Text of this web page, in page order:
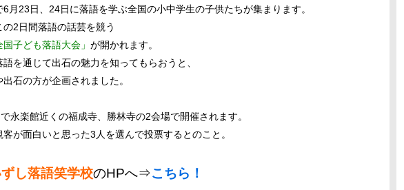
月23日、24日に落語を学ぶ全国の小中学生の子供たちが集まります。
の2日間落語の話芸を競う
国子ども落語大会」 が開かれます。
を通じて出石の魅力を知ってもらおうと、
石の方が企画されました。
永楽館近くの福成寺、勝林寺の2会場で開催されます。
が面白いと思った3人を選んで投票するとのこと。
し落語笑学校のHPへ⇒こちら！